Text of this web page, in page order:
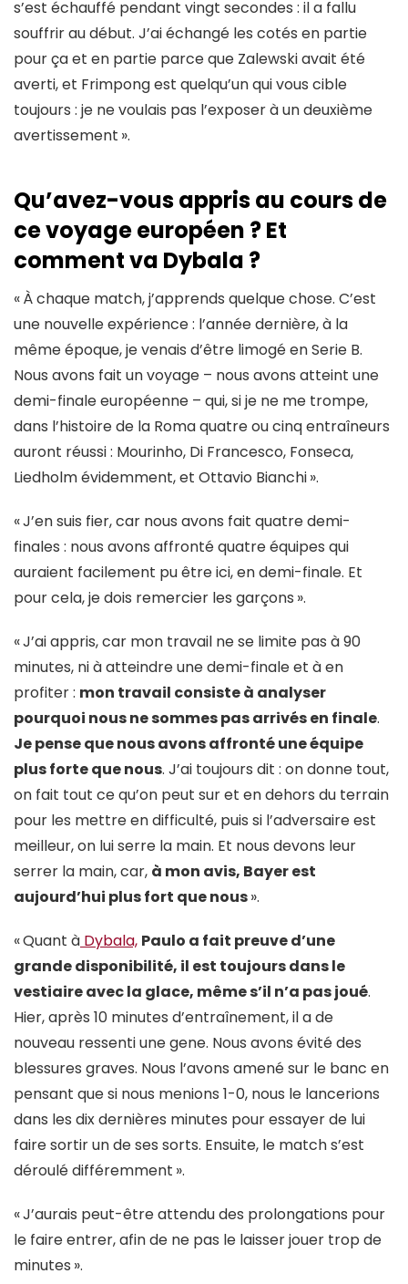
s’est échauffé pendant vingt secondes : il a fallu
souffrir au début. J’ai échangé les cotés en partie
pour ça et en partie parce que Zalewski avait été
averti, et Frimpong est quelqu’un qui vous cible
toujours : je ne voulais pas l’exposer à un deuxième
avertissement ».
Qu’avez-vous appris au cours de
ce voyage européen ? Et
comment va Dybala ?
«À chaque match, j’apprends quelque chose. C’est
une nouvelle expérience : l’année dernière, à la
même époque, je venais d’être limogé en Serie B.
Nous avons fait un voyage – nous avons atteint une
demi-finale européenne – qui, si je ne me trompe,
dans l’histoire de la Roma quatre ou cinq entraîneurs
auront réussi : Mourinho, Di Francesco, Fonseca,
Liedholm évidemment, et Ottavio Bianchi».
«J’en suis fier, car nous avons fait quatre demi-
finales : nous avons affronté quatre équipes qui
auraient facilement pu être ici, en demi-finale. Et
pour cela, je dois remercier les garçons ».
«J’ai appris, car mon travail ne se limite pas à 90
minutes, ni à atteindre une demi-finale et à en
profiter : mon travail consiste à analyser
pourquoi nous ne sommes pas arrivés en finale.
Je pense que nous avons affronté une équipe
plus forte que nous. J’ai toujours dit : on donne tout,
on fait tout ce qu’on peut sur et en dehors du terrain
pour les mettre en difficulté, puis si l’adversaire est
meilleur, on lui serre la main. Et nous devons leur
serrer la main, car, à mon avis, Bayer est
aujourd’hui plus fort que nous».
«Quant à Dybala, Paulo a fait preuve d’une
grande disponibilité, il est toujours dans le
vestiaire avec la glace, même s’il n’a pas joué.
Hier, après 10 minutes d’entraînement, il a de
nouveau ressenti une gene. Nous avons évité des
blessures graves. Nous l’avons amené sur le banc en
pensant que si nous menions 1-0, nous le lancerions
dans les dix dernières minutes pour essayer de lui
faire sortir un de ses sorts. Ensuite, le match s’est
déroulé différemment ».
«J’aurais peut-être attendu des prolongations pour
le faire entrer, afin de ne pas le laisser jouer trop de
minutes ».